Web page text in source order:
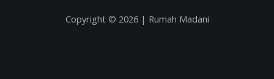
Copyright © 2026 | Rumah Madani